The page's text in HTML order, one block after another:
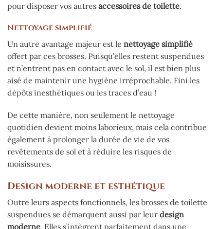
pour disposer vos autres accessoires de toilette.
Nettoyage simplifié
Un autre avantage majeur est le nettoyage simplifié
offert par ces brosses. Puisqu’elles restent suspendues
et n’entrent pas en contact avec le sol, il est bien plus
aisé de maintenir une hygiène irréprochable. Fini les
dépôts inesthétiques ou les traces d’eau !
De cette manière, non seulement le nettoyage
quotidien devient moins laborieux, mais cela contribue
également à prolonger la durée de vie de vos
revêtements de sol et à réduire les risques de
moisissures.
Design moderne et esthétique
Outre leurs aspects fonctionnels, les brosses de toilette
suspendues se démarquent aussi par leur design
moderne. Elles s’intègrent parfaitement dans une